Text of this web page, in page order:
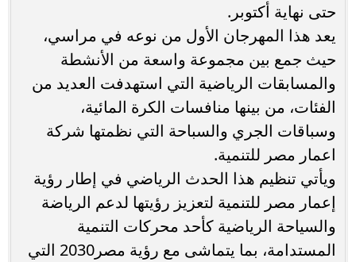
حتى نهاية أكتوبر.
يعد هذا المهرجان الأول من نوعه في مراسي،
حيث جمع بين مجموعة واسعة من الأنشطة
والمسابقات الرياضية التي استهدفت العديد من
الفئات، من بينها منافسات الكرة المائية،
وسباقات الجري والسباحة التي نظمتها شركة
اعمار مصر للتنمية.
ويأتي تنظيم هذا الحدث الرياضي في إطار رؤية
إعمار مصر للتنمية لتعزيز رؤيتها لدعم الرياضة
والسياحة الرياضية كأحد محركات التنمية
المستدامة، بما يتماشى مع رؤية مصر2030 التي